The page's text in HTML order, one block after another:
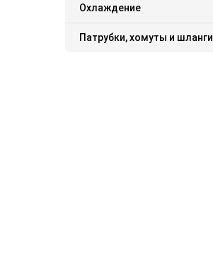
Охлаждение
Патрубки, хомуты и шланги